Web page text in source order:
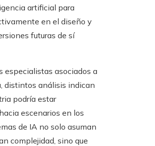
artificial para
en el diseño y
futuras de sí
especialistas asociados a
distintos análisis indican
podría estar
escenarios en los
de IA no solo asuman
complejidad, sino que